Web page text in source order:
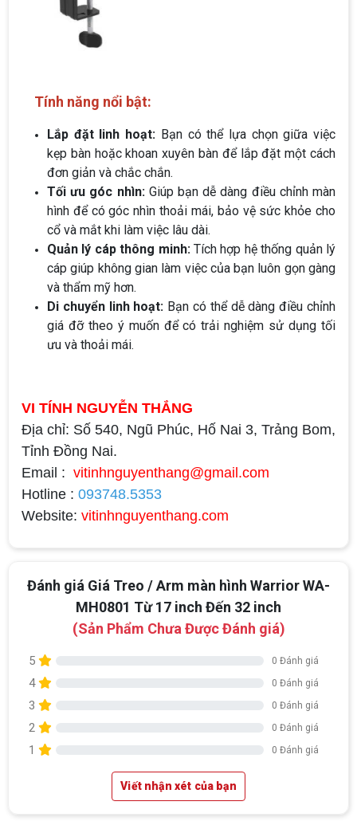
Tính năng nổi bật:
Lắp đặt linh hoạt: Bạn có thể lựa chọn giữa việc
kẹp bàn hoặc khoan xuyên bàn để lắp đặt một cách
đơn giản và chắc chắn.
Tối ưu góc nhìn:Giúp bạn dễ dàng điều chỉnh màn
hình để có góc nhìn thoải mái, bảo vệ sức khỏe cho
cổ và mắt khi làm việc lâu dài.
Quản lý cáp thông minh:Tích hợp hệ thống quản lý
cáp giúp không gian làm việc của bạn luôn gọn gàng
và thẩm mỹ hơn.
Di chuyển linh hoạt: Bạn có thể dễ dàng điều chỉnh
giá đỡ theo ý muốn để có trải nghiệm sử dụng tối
ưu và thoải mái.
VI TÍNH NGUYỄN THẮNG
Địa chỉ: Số 540, Ngũ Phúc, Hố Nai 3, Trảng Bom,
Tỉnh Đồng Nai.
Email : vitinhnguyenthang@gmail.com
Hotline : 093748.5353
Website: vitinhnguyenthang.com
Đánh giá Giá Treo / Arm màn hình Warrior WA-
MH0801 Từ 17 inch Đến 32 inch
(Sản Phẩm Chưa Được Đánh giá)
5 0 Đánh giá
4 0 Đánh giá
3 0 Đánh giá
2 0 Đánh giá
1 0 Đánh giá
Viết nhận xét của bạn
Top 18 tựa game PC huyền thoại gắn liền